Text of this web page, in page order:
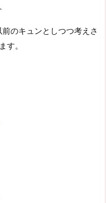
のキュンとしつつ考えさ
す。